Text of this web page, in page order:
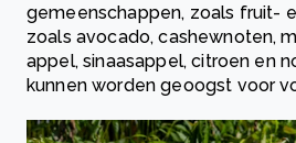
gemeenschappen, zoals fruit-
zoals avocado, cashewnoten,
appel, sinaasappel, citroen en
kunnen worden geoogst voor